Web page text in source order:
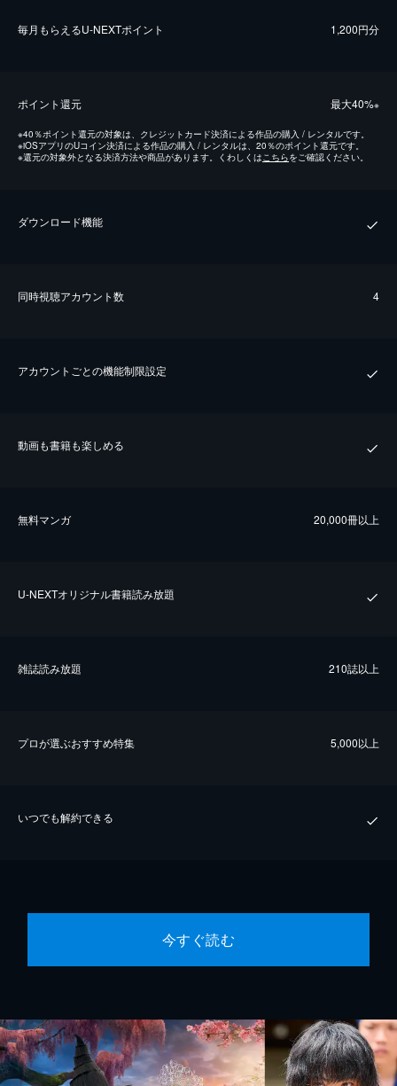
毎⽉もらえるU-NEXTポイント 1,200円分
ポイント還元 最⼤40%※
※40％ポイント還元の対象は、クレジットカード決済による作品の購入 / レンタルです。
※iOSアプリのUコイン決済による作品の購入 / レンタルは、20％のポイント還元です。
※還元の対象外となる決済方法や商品があります。くわしくは こちらをご確認ください。
ダウンロード機能
同時視聴アカウント数 4
アカウントごとの機能制限設定
動画も書籍も楽しめる
無料マンガ 20,000冊以上
U-NEXTオリジナル書籍読み放題
雑誌読み放題 210誌以上
プロが選ぶおすすめ特集 5,000以上
いつでも解約できる
今すぐ読む